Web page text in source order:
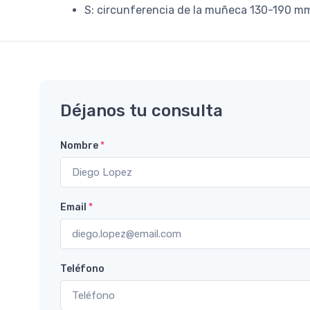
S: circunferencia de la muñeca 130-190
Déjanos tu consulta
Nombre*
Email *
Teléfono